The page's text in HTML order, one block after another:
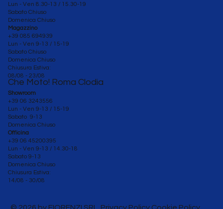
Che Moto! Roma Clodia
Showroom
+39 06 3243556
Lun - Ven 9-13 / 15-19
Sabato 9-13
Domenica Chiuso
Officina
+39 06 45200395
Lun - Ven 9-13 / 14.30-18
Sabato 9-13
Domenica Chiuso
Chiusura Estiva:
14/08 - 30/08
Lun - Ven 8.30-13 / 15.30-19
Sabato Chiuso
Domenica Chiuso
Magazzino
+39 085 694939
Lun - Ven 9-13 / 15-19
Sabato Chiuso
Domenica Chiuso
Chiusura Estiva:
08/08 - 23/08